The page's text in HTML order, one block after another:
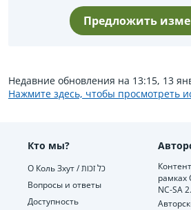
Предложить
Недавние обновления на 13:15, 13
Нажмите здесь, чтобы просмотреть
Кто мы?
О Коль Зхут / כל זכות
Вопросы и ответы
Доступность
рамках
NC-SA